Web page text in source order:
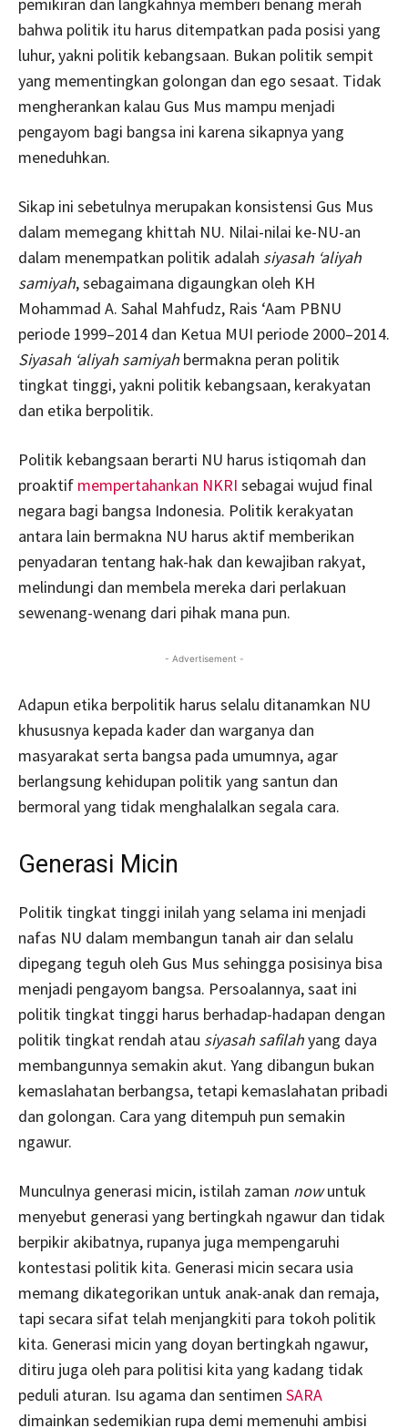
bahwa politik itu harus ditempatkan pada posisi yang
luhur, yakni politik kebangsaan. Bukan politik sempit
yang mementingkan golongan dan ego sesaat. Tidak
mengherankan kalau Gus Mus mampu menjadi
pengayom bagi bangsa ini karena sikapnya yang
meneduhkan.
Sikap ini sebetulnya merupakan konsistensi Gus Mus
dalam memegang khittah NU. Nilai-nilai ke-NU-an
dalam menempatkan politik adalah siyasah ‘aliyah
samiyah, sebagaimana digaungkan oleh KH
Mohammad A. Sahal Mahfudz, Rais ‘Aam PBNU
periode 1999–2014 dan Ketua MUI periode 2000–2014.
Siyasah ‘aliyah samiyah bermakna peran politik
tingkat tinggi, yakni politik kebangsaan, kerakyatan
dan etika berpolitik.
Politik kebangsaan berarti NU harus istiqomah dan
proaktif mempertahankan NKRI sebagai wujud final
negara bagi bangsa Indonesia. Politik kerakyatan
antara lain bermakna NU harus aktif memberikan
penyadaran tentang hak-hak dan kewajiban rakyat,
melindungi dan membela mereka dari perlakuan
sewenang-wenang dari pihak mana pun.
- Advertisement -
Adapun etika berpolitik harus selalu ditanamkan NU
khususnya kepada kader dan warganya dan
masyarakat serta bangsa pada umumnya, agar
berlangsung kehidupan politik yang santun dan
bermoral yang tidak menghalalkan segala cara.
Generasi Micin
Politik tingkat tinggi inilah yang selama ini menjadi
nafas NU dalam membangun tanah air dan selalu
dipegang teguh oleh Gus Mus sehingga posisinya bisa
menjadi pengayom bangsa. Persoalannya, saat ini
politik tingkat tinggi harus berhadap-hadapan dengan
politik tingkat rendah atau siyasah safilahyang daya
membangunnya semakin akut. Yang dibangun bukan
kemaslahatan berbangsa, tetapi kemaslahatan pribadi
dan golongan. Cara yang ditempuh pun semakin
ngawur.
Munculnya generasi micin, istilah zaman nowuntuk
menyebut generasi yang bertingkah ngawur dan tidak
berpikir akibatnya, rupanya juga mempengaruhi
kontestasi politik kita. Generasi micin secara usia
memang dikategorikan untuk anak-anak dan remaja,
tapi secara sifat telah menjangkiti para tokoh politik
kita. Generasi micin yang doyan bertingkah ngawur,
ditiru juga oleh para politisi kita yang kadang tidak
peduli aturan. Isu agama dan sentimen SARA
dimainkan sedemikian rupa demi memenuhi ambisi